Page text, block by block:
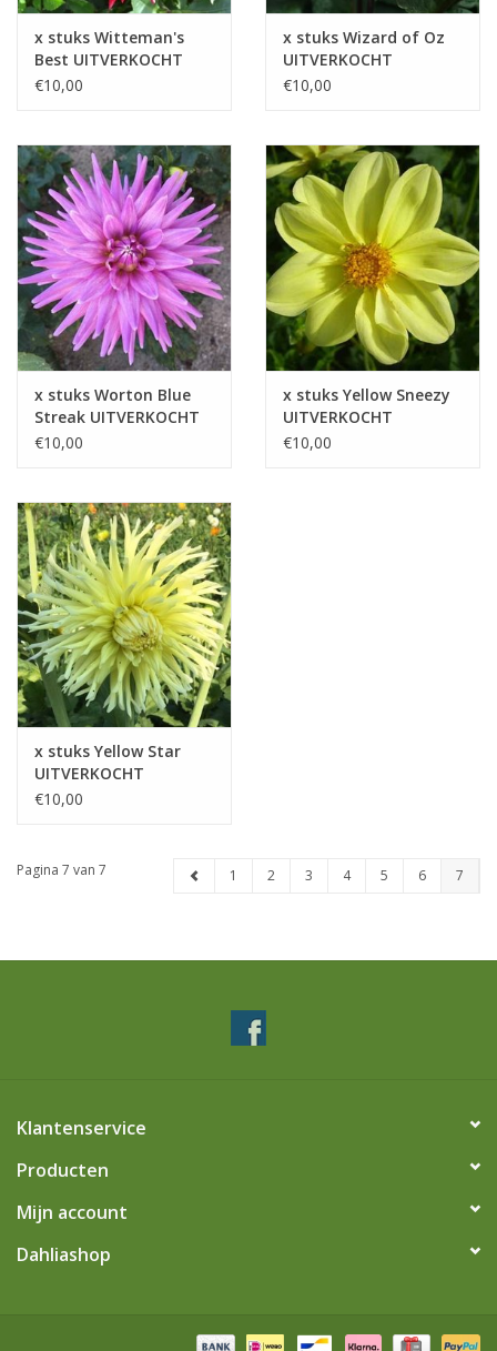
x stuks Witteman's
Best UITVERKOCHT
€10,00
x stuks Wizard of Oz
UITVERKOCHT
€10,00
x stuks Worton Blue
Streak UITVERKOCHT
€10,00
x stuks Yellow Sneezy
UITVERKOCHT
€10,00
x stuks Yellow Star
UITVERKOCHT
€10,00
Pagina 7 van 7 1 2 3 4 5 6 7
Klantenservice
Producten
Mijn account
Dahliashop